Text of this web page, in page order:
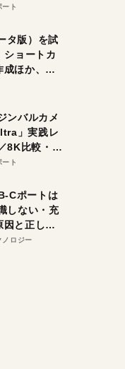
。持ち替
ート
タ版）を試
ョートカ
成ほか、期
5選。
そこ！
ンバルカメ
」実践レ
8K比較・ズ
をチェッ
ート
Cポートは
しない・充
因と正しい
ノロジー